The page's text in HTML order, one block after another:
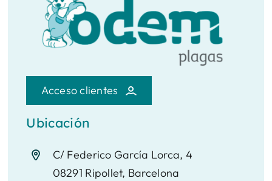
Acceso clientes
Ubicación
C/ Federico García Lorca, 4
08291 Ripollet, Barcelona